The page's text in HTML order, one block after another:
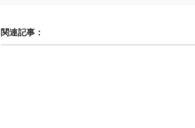
関連記事：